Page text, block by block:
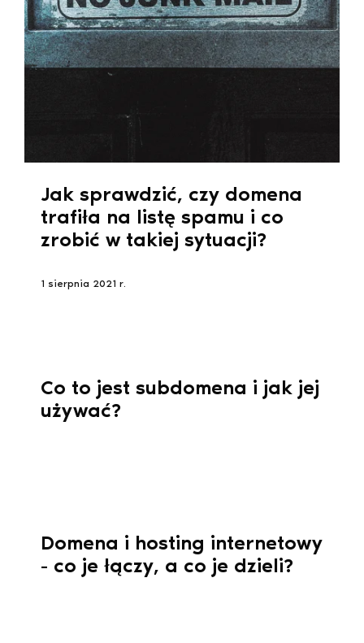
Jak sprawdzić, czy domena
trafiła na listę spamu i co
zrobić w takiej sytuacji?
1 sierpnia 2021 r.
Co to jest subdomena i jak jej
używać?
Domena i hosting internetowy
- co je łączy, a co je dzieli?